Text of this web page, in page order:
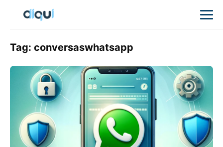
Tag: conversaswhatsapp